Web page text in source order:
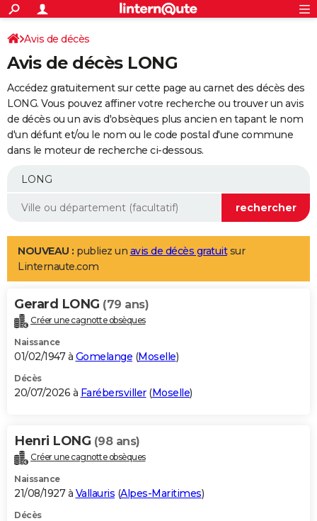
ACTUALITÉS
Politique
Société
Faits Divers
Education
Monde
Villes
+
SPORT
Coupe du monde 2026
Football
Tennis
Cyclisme
Rugby
Forum
Programme TV
TNTStreaming
Cinéma
Sorties cinéma
Musique
+
FINANCE
Retraite
Impôts
Epargne
Immobilier
Risques naturels par ville
Banque
Assurance
Crédit
AUTO
Essais
Réserver un essai
Citadines
Berlines
SUV
Forum auto
+
Mobiles
Meilleur smartphone
Internet
Ordinateurs
Jeux vidéo
Guide high-tech
Aménagement intérieur
LIFESTYLE
Art de vivre
Bien-être
Loisirs
Mode
Modes de vie
Alimentation
Guide de la santé
Maladies
Médicaments
Sommeil
VOYAGE
Destinations
City break
Voyage nature
Voyage de noces
Forum
Climat
+PHOTO
GUIDES D'ACHAT
BONS PLANS
Carte de Noël
Carte Bonne année
Carte Saint-Valentin
Carte Pâques
Carte d'anniversaire
DICTIONNAIRE
Dictionnaire
Biographies
Citations
Expressions
Proverbes
PROGRAMME TV
Avis de décès
Avis de décès LONG
Accédez gratuitement sur cette page au carnet des décès des
LONG. Vous pouvez affiner votre recherche ou trouver un avis
de décès ou un avis d'obsèques plus ancien en tapant le nom
d'un défunt et/ou le nom ou le code postal d'une commune
dans le moteur de recherche ci-dessous.
NOUVEAU : publiez un avis de décès gratuitsur
Linternaute.com
Gerard LONG (79 ans)
Créer une cagnotte obsèques
Naissance
01/02/1947 à Gomelange (Moselle)
Décès
20/07/2026 à Farébersviller(Moselle)
Henri LONG (98 ans)
Créer une cagnotte obsèques
Naissance
21/08/1927 à Vallauris (Alpes-Maritimes)
Décès